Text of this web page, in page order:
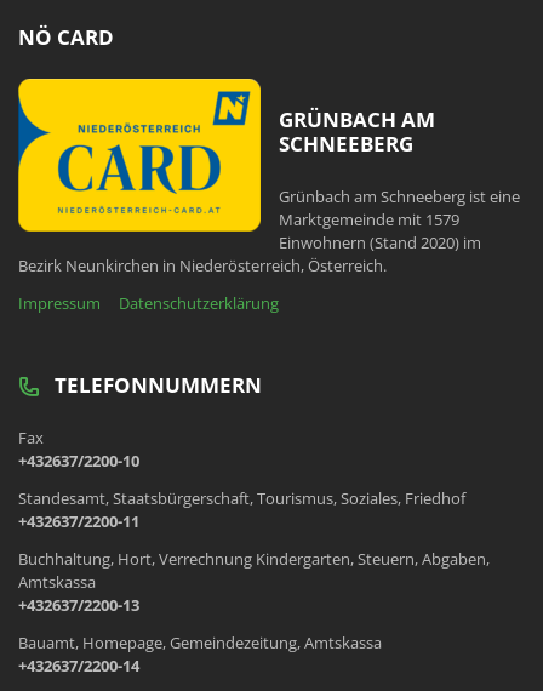
NÖ CARD
GRÜNBACH AM
SCHNEEBERG
Grünbach am Schneeberg ist eine
Marktgemeinde mit 1579
Einwohnern (Stand 2020) im
Bezirk Neunkirchen in Niederösterreich, Österreich.
Impressum
Datenschutzerklärung
TELEFONNUMMERN
Fax
+432637/2200-10
Standesamt, Staatsbürgerschaft, Tourismus, Soziales, Friedhof
+432637/2200-11
Buchhaltung, Hort, Verrechnung Kindergarten, Steuern, Abgaben,
Amtskassa
+432637/2200-13
Bauamt, Homepage, Gemeindezeitung, Amtskassa
+432637/2200-14